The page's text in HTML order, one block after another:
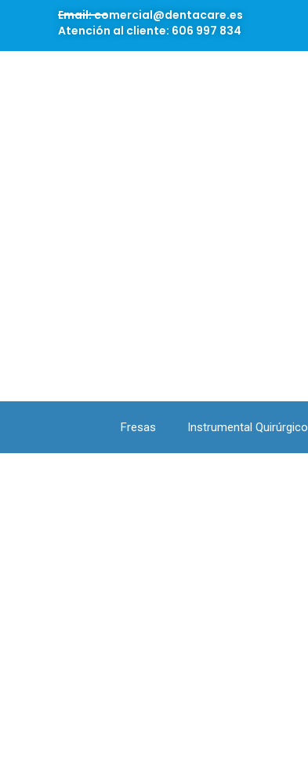
Email: comercial@dentacare.es
Atención al cliente: 606 997 834
Fresas Instrumental Quirúrgico